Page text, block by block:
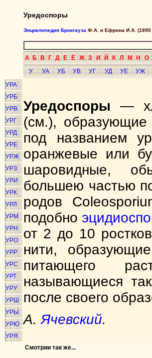
Уредоспоры
Энциклопедия Брокгауза Ф.А. и Ефрона И.А. (1890 -
А Б В Г Д Е Ё Ж З И Й К Л М Н О
У
УА УБ УВ УГ УД УЕ УЖ
УРА
УРБ
УРВ
УРГ
УРД
УРЕ
УРЖ
УРЗ
УРИ
УРК
УРЛ
УРМ
УРН
УРО
УРР
УРС
УРТ
УРУ
УРШ
УРЫ
УРЮ
УРЯ
Уредоспоры —
(см.), образующие
под названием
оранжевые или
шаровидные,
большею частью
родов
подобно
от 2 до 10
нити,
питающего
называющиеся
после своего
А. Ячевский.
Смотрии так же...